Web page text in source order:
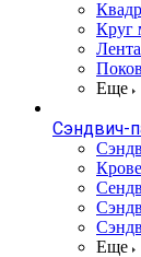
Круг
Еще
Сэндвич-
Еще